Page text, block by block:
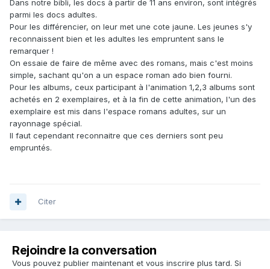
Dans notre bibli, les docs à partir de 11 ans environ, sont intégrés
parmi les docs adultes.
Pour les différencier, on leur met une cote jaune. Les jeunes s'y
reconnaissent bien et les adultes les empruntent sans le
remarquer !
On essaie de faire de même avec des romans, mais c'est moins
simple, sachant qu'on a un espace roman ado bien fourni.
Pour les albums, ceux participant à l'animation 1,2,3 albums sont
achetés en 2 exemplaires, et à la fin de cette animation, l'un des
exemplaire est mis dans l'espace romans adultes, sur un
rayonnage spécial.
Il faut cependant reconnaitre que ces derniers sont peu
empruntés.
Citer
Rejoindre la conversation
Vous pouvez publier maintenant et vous inscrire plus tard. Si